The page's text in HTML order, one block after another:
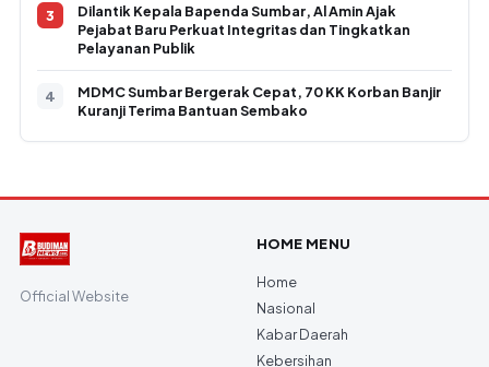
Dilantik Kepala Bapenda Sumbar, Al Amin Ajak
Pejabat Baru Perkuat Integritas dan Tingkatkan
Pelayanan Publik
MDMC Sumbar Bergerak Cepat, 70 KK Korban Banjir
Kuranji Terima Bantuan Sembako
Official Website
HOME MENU
Home
Nasional
Kabar Daerah
Kebersihan